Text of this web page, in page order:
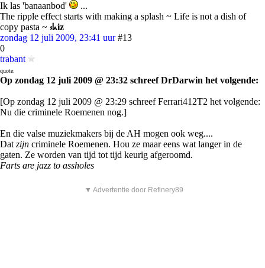
Ik las 'banaanbod'
...
The ripple effect starts with making a splash ~ Life is not a dish of
copy pasta ~ ⳽ᖾiz
zondag 12 juli 2009, 23:41 uur #13
0
trabant
quote:
Op zondag 12 juli 2009 @ 23:32 schreef DrDarwin het volgende:
[Op zondag 12 juli 2009 @ 23:29 schreef Ferrari412T2 het volgende:
Nu die criminele Roemenen nog.]
En die valse muziekmakers bij de AH mogen ook weg....
Dat zijn criminele Roemenen. Hou ze maar eens wat langer in de
gaten. Ze worden van tijd tot tijd keurig afgeroomd.
Farts are jazz to assholes
▼ Advertentie door Refinery89